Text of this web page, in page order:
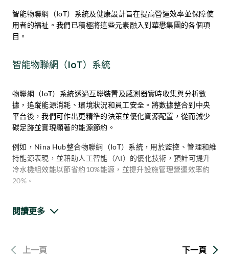
智能物聯網（IoT）系統及健康設計旨在提高營運效率並保障使
用者的福祉。我們已積極將這些元素融入到華懋集團的各個項
目。
智能物聯網（IoT）系統
物聯網（IoT）系統透過互聯裝置及感測器實時收集與分析數
據，追蹤能源消耗、環境狀況和員工安全。將數據整合到中央
平台後，我們可作出更精準的決策並優化資源配置，從而減少
碳足跡並實現顯著的能源節約。
例如，Nina Hub整合物聯網（IoT）系統，用於監控、管理和維
持能源表現，並藉助人工智能（AI）的優化技術，預計可提升
冷水機組效能以節省約10%能源，並提升設施管理營運效率約
20%。
健康設計
車管理系統、門禁控制系統、基於人工智能（AI）的閉路電視
閱讀更多
上一頁 下一頁